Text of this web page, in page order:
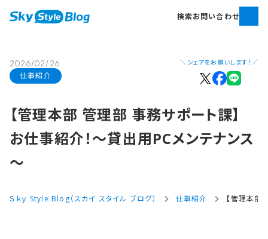
検索お問い合わせ
仕事紹介
2026/02/26 ＼シェアをお願いします！／
【管理本部​ 管理部​ 事務サポート課】
お仕事紹介！​～貸出用PCメンテナンス
～
Ｓｋｙ Style Blog（スカイ スタイル ブログ） 仕事紹介 【管理本部